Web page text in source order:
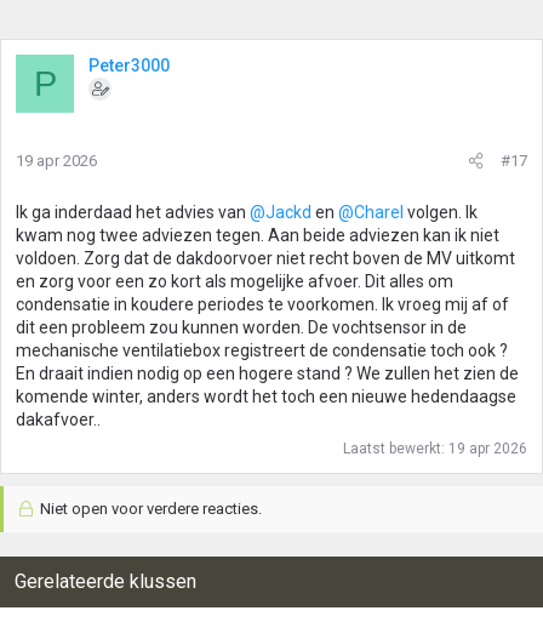
P Peter3000
19 apr 2026 #17
Ik ga inderdaad het advies van @Jackd en @Charel volgen. Ik
kwam nog twee adviezen tegen. Aan beide adviezen kan ik niet
voldoen. Zorg dat de dakdoorvoer niet recht boven de MV uitkomt
en zorg voor een zo kort als mogelijke afvoer. Dit alles om
condensatie in koudere periodes te voorkomen. Ik vroeg mij af of
dit een probleem zou kunnen worden. De vochtsensor in de
mechanische ventilatiebox registreert de condensatie toch ook ?
En draait indien nodig op een hogere stand ? We zullen het zien de
komende winter, anders wordt het toch een nieuwe hedendaagse
dakafvoer..
Laatst bewerkt: 19 apr 2026
Niet open voor verdere reacties.
Gerelateerde klussen